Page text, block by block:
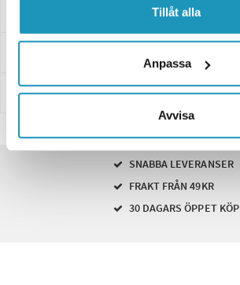
Tillåt alla
Anpassa
Avvisa
Betalning
SNABBA LEVERANSER
FRAKT FRÅN 49KR
30 DAGARS ÖPPET KÖP